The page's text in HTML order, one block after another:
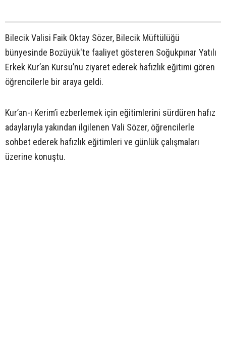
Bilecik Valisi Faik Oktay Sözer, Bilecik Müftülüğü
bünyesinde Bozüyük'te faaliyet gösteren Soğukpınar Yatılı
Erkek Kur’an Kursu’nu ziyaret ederek hafızlık eğitimi gören
öğrencilerle bir araya geldi.
Kur’an-ı Kerim’i ezberlemek için eğitimlerini sürdüren hafız
adaylarıyla yakından ilgilenen Vali Sözer, öğrencilerle
sohbet ederek hafızlık eğitimleri ve günlük çalışmaları
üzerine konuştu.